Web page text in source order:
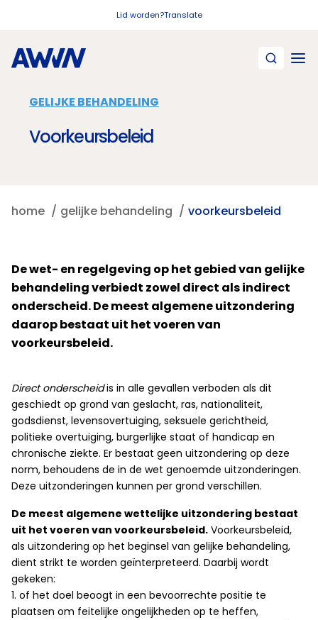
Lid worden?Translate
GELIJKE BEHANDELING
Voorkeursbeleid
home gelijke behandeling voorkeursbeleid
De wet- en regelgeving op het gebied van gelijke
behandeling verbiedt zowel direct als indirect
onderscheid. De meest algemene uitzondering
daarop bestaat uit het voeren van
voorkeursbeleid.
Direct onderscheidis in alle gevallen verboden als dit
geschiedt op grond van geslacht, ras, nationaliteit,
godsdienst, levensovertuiging, seksuele gerichtheid,
politieke overtuiging, burgerlijke staat of handicap en
chronische ziekte. Er bestaat geen uitzondering op deze
norm, behoudens de in de wet genoemde uitzonderingen.
Deze uitzonderingen kunnen per grond verschillen.
De meest algemene wettelijke uitzondering bestaat
uit het voeren van voorkeursbeleid. Voorkeursbeleid,
als uitzondering op het beginsel van gelijke behandeling,
dient strikt te worden geïnterpreteerd. Daarbij wordt
gekeken:
1. of het doel beoogt in een bevoorrechte positie te
plaatsen om feitelijke ongelijkheden op te heffen,